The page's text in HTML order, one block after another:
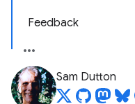
Feedback
Sam Dutton